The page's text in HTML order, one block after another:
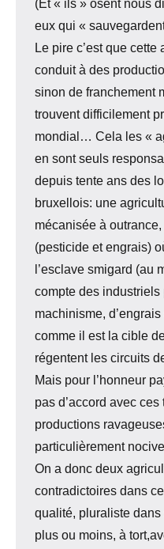
(Et « ils » osent nous
eux qui «
Le pire c’est que
conduit à des
sinon de franchement
trouvent difficilement
mondial… Cela les «
en sont seuls
depuis tente ans des
bruxellois: une
mécanisée à
(pesticide et engrais)
l’esclave smigard (au
compte des industriels
machinisme,
comme il est la cible
régentent les circuits
Mais pour l’honneur
pas d’accord avec
productions
particulièrement
On a donc deux
contradictoires dans
qualité, pluraliste
plus ou moins, à